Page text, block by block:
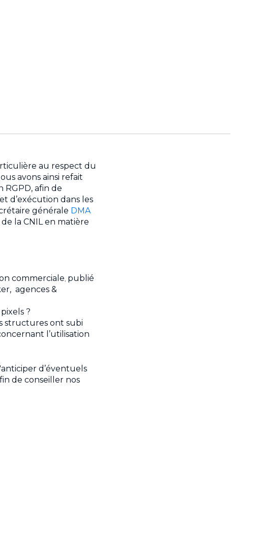
au respect du
avons ainsi refait
RGPD, afin de
d’exécution dans les
générale DMA
la CNIL en matière
commerciale publié
agences &
?
structures ont subi
l’utilisation
d’éventuels
de conseiller nos